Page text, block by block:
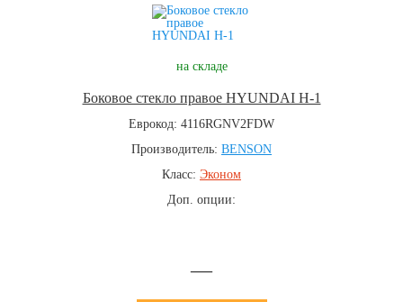
на складе
Боковое стекло правое HYUNDAI H-1
Еврокод: 4116RGNV2FDW
Производитель: BENSON
Класс: Эконом
Доп. опции:
—